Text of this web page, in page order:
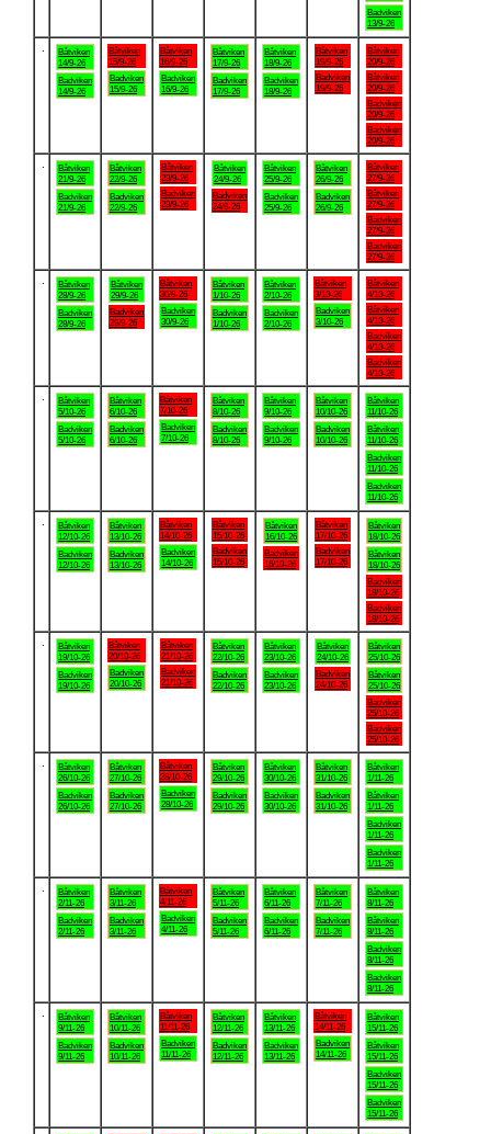
Badviken
13/9-26
Båtviken
14/9-26
Badviken
14/9-26
Båtviken
15/9-26
Badviken
15/9-26
Båtviken
16/9-26
Badviken
16/9-26
Båtviken
17/9-26
Badviken
17/9-26
Båtviken
18/9-26
Badviken
18/9-26
Båtviken
19/9-26
Badviken
19/9-26
Båtviken
20/9-26
Båtviken
20/9-26
Badviken
20/9-26
Badviken
20/9-26
Båtviken
21/9-26
Badviken
21/9-26
Båtviken
22/9-26
Badviken
22/9-26
Båtviken
23/9-26
Badviken
23/9-26
Båtviken
24/9-26
Badviken
24/9-26
Båtviken
25/9-26
Badviken
25/9-26
Båtviken
26/9-26
Badviken
26/9-26
Båtviken
27/9-26
Båtviken
27/9-26
Badviken
27/9-26
Badviken
27/9-26
Båtviken
28/9-26
Badviken
28/9-26
Båtviken
29/9-26
Badviken
29/9-26
Båtviken
30/9-26
Badviken
30/9-26
Båtviken
1/10-26
Badviken
1/10-26
Båtviken
2/10-26
Badviken
2/10-26
Båtviken
3/10-26
Badviken
3/10-26
Båtviken
4/10-26
Båtviken
4/10-26
Badviken
4/10-26
Badviken
4/10-26
Båtviken
5/10-26
Badviken
5/10-26
Båtviken
6/10-26
Badviken
6/10-26
Båtviken
7/10-26
Badviken
7/10-26
Båtviken
8/10-26
Badviken
8/10-26
Båtviken
9/10-26
Badviken
9/10-26
Båtviken
10/10-26
Badviken
10/10-26
Båtviken
11/10-26
Båtviken
11/10-26
Badviken
11/10-26
Badviken
11/10-26
Båtviken
12/10-26
Badviken
12/10-26
Båtviken
13/10-26
Badviken
13/10-26
Båtviken
14/10-26
Badviken
14/10-26
Båtviken
15/10-26
Badviken
15/10-26
Båtviken
16/10-26
Badviken
16/10-26
Båtviken
17/10-26
Badviken
17/10-26
Båtviken
18/10-26
Båtviken
18/10-26
Badviken
18/10-26
Badviken
18/10-26
Båtviken
19/10-26
Badviken
19/10-26
Båtviken
20/10-26
Badviken
20/10-26
Båtviken
21/10-26
Badviken
21/10-26
Båtviken
22/10-26
Badviken
22/10-26
Båtviken
23/10-26
Badviken
23/10-26
Båtviken
24/10-26
Badviken
24/10-26
Båtviken
25/10-26
Båtviken
25/10-26
Badviken
25/10-26
Badviken
25/10-26
Båtviken
26/10-26
Badviken
26/10-26
Båtviken
27/10-26
Badviken
27/10-26
Båtviken
28/10-26
Badviken
28/10-26
Båtviken
29/10-26
Badviken
29/10-26
Båtviken
30/10-26
Badviken
30/10-26
Båtviken
31/10-26
Badviken
31/10-26
Båtviken
1/11-26
Båtviken
1/11-26
Badviken
1/11-26
Badviken
1/11-26
Båtviken
2/11-26
Badviken
2/11-26
Båtviken
3/11-26
Badviken
3/11-26
Båtviken
4/11-26
Badviken
4/11-26
Båtviken
5/11-26
Badviken
5/11-26
Båtviken
6/11-26
Badviken
6/11-26
Båtviken
7/11-26
Badviken
7/11-26
Båtviken
8/11-26
Båtviken
8/11-26
Badviken
8/11-26
Badviken
8/11-26
Båtviken
9/11-26
Badviken
9/11-26
Båtviken
10/11-26
Badviken
10/11-26
Båtviken
11/11-26
Badviken
11/11-26
Båtviken
12/11-26
Badviken
12/11-26
Båtviken
13/11-26
Badviken
13/11-26
Båtviken
14/11-26
Badviken
14/11-26
Båtviken
15/11-26
Båtviken
15/11-26
Badviken
15/11-26
Badviken
15/11-26